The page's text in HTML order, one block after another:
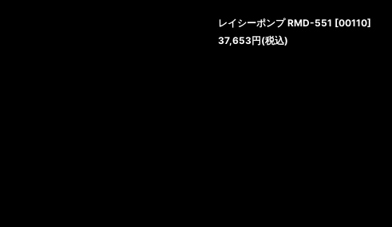
レイシーポンプ RMD-551 [00110]
37,653円(税込)